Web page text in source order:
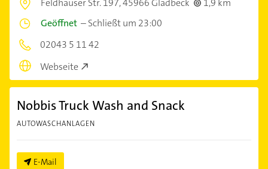
Feldhauser Str. 197,45966 Gladbeck
1,9 km
Geöffnet –Schließt um 23:00
02043 5 11 42
Webseite
Nobbis Truck Wash and Snack
AUTOWASCHANLAGEN
E-Mail